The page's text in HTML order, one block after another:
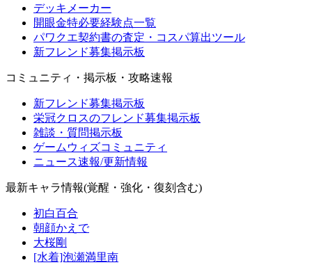
デッキメーカー
開眼金特必要経験点一覧
パワクエ契約書の査定・コスパ算出ツール
新フレンド募集掲示板
コミュニティ・掲示板・攻略速報
新フレンド募集掲示板
栄冠クロスのフレンド募集掲示板
雑談・質問掲示板
ゲームウィズコミュニティ
ニュース速報/更新情報
最新キャラ情報(覚醒・強化・復刻含む)
初白百合
朝顔かえで
大桜剛
[水着]泡瀬満里南